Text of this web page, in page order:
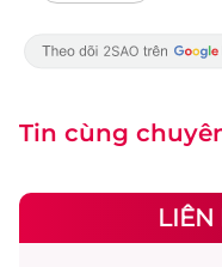
Tin cùng
LIÊN